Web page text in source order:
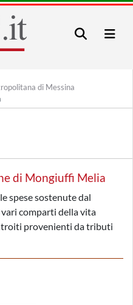
di Messina
di Mongiuffi Melia
spese sostenute dal
comparti della vita
provenienti da tributi